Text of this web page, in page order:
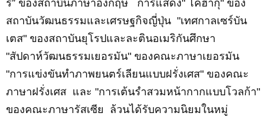
ร์” ของสถาบันภาษาอังกฤษ
การแสดง" โคฮากุ" ของ
สถาบันวัฒนธรรมและเศรษฐกิจญี่ปุ่น "เทศกาลเซร์บัน
เตส" ของสถาบันยุโรปและละตินอเมริกันศึกษา
"สัปดาห์วัฒนธรรมเยอรมัน" ของคณะภาษาเยอรมัน
"การแข่งขันทำภาพยนตร์เลียนแบบฝรั่งเศส" ของคณะ
ภาษาฝรั่งเศส และ "การเต้นรำสวมหน้ากากแบบโวลก้า"
ของคณะภาษารัสเซีย
ล้วนได้รับความนิยมในหมู่